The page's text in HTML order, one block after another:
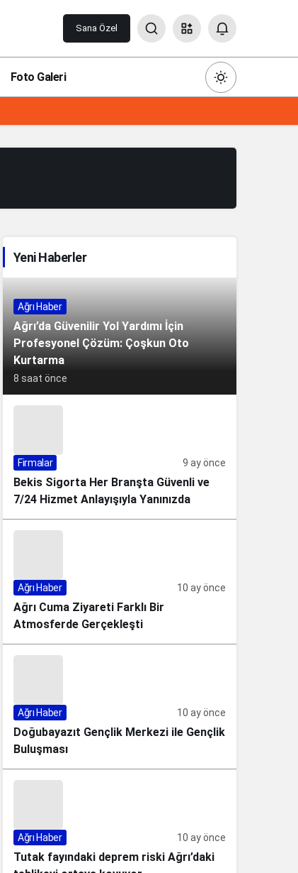
Sana Özel
Foto Galeri
Gece modunu seçin.
Sistem Modu
Sistem modunu seçin.
Yeni Haberler
Ağrı Haber
Ağrı’da Güvenilir Yol Yardımı İçin
Profesyonel Çözüm: Çoşkun Oto
Kurtarma
8 saat önce
Firmalar 9 ay önce
Bekis Sigorta Her Branşta Güvenli ve
7/24 Hizmet Anlayışıyla Yanınızda
Ağrı Haber 10 ay önce
Ağrı Cuma Ziyareti Farklı Bir
Atmosferde Gerçekleşti
Ağrı Haber 10 ay önce
Doğubayazıt Gençlik Merkezi ile Gençlik
Buluşması
Ağrı Haber 10 ay önce
Tutak fayındaki deprem riski Ağrı’daki